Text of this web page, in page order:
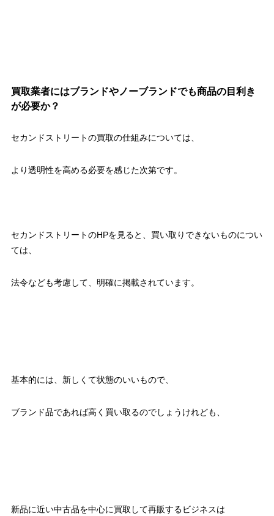
買取業者にはブランドやノーブランドでも商品の目利き
が必要か？
セカンドストリートの買取の仕組みについては、
より透明性を高める必要を感じた次第です。
セカンドストリートのHPを見ると、買い取りできないものについ
ては、
法令なども考慮して、明確に掲載されています。
基本的には、新しくて状態のいいもので、
ブランド品であれば高く買い取るのでしょうけれども、
新品に近い中古品を中心に買取して再販するビジネスは